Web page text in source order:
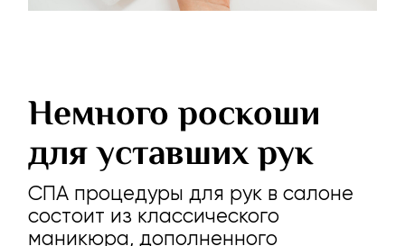
Немного роскоши
для уставших рук
СПА процедуры для рук в салоне
состоит из классического
маникюра, дополненного